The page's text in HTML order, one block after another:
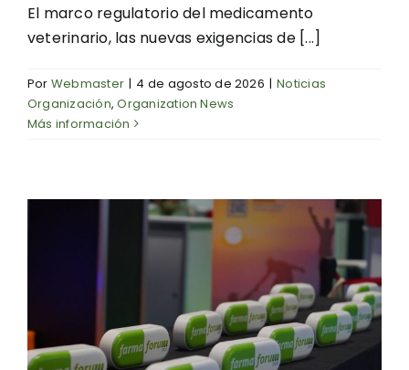
El marco regulatorio del medicamento
veterinario, las nuevas exigencias de [...]
Por Webmaster | 4 de agosto de 2026 | Noticias
Organización,Organization News
Más información